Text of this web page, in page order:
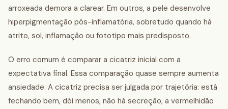
arroxeada demora a clarear. Em outros, a pele desenvolve
hiperpigmentação pós-inflamatória, sobretudo quando há
atrito, sol, inflamação ou fototipo mais predisposto.
O erro comum é comparar a cicatriz inicial com a
expectativa final. Essa comparação quase sempre aumenta
ansiedade. A cicatriz precisa ser julgada por trajetória: está
fechando bem, dói menos, não há secreção, a vermelhidão